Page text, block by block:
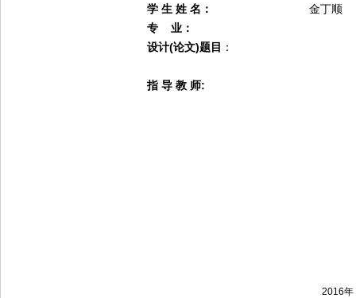
学 生 姓 名：
金丁顺
专 业：
设计(论文)题目 ：
指 导 教 师:
2016年